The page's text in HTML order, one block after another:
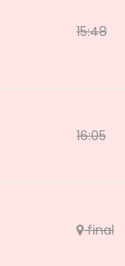
15:48
16:05
final